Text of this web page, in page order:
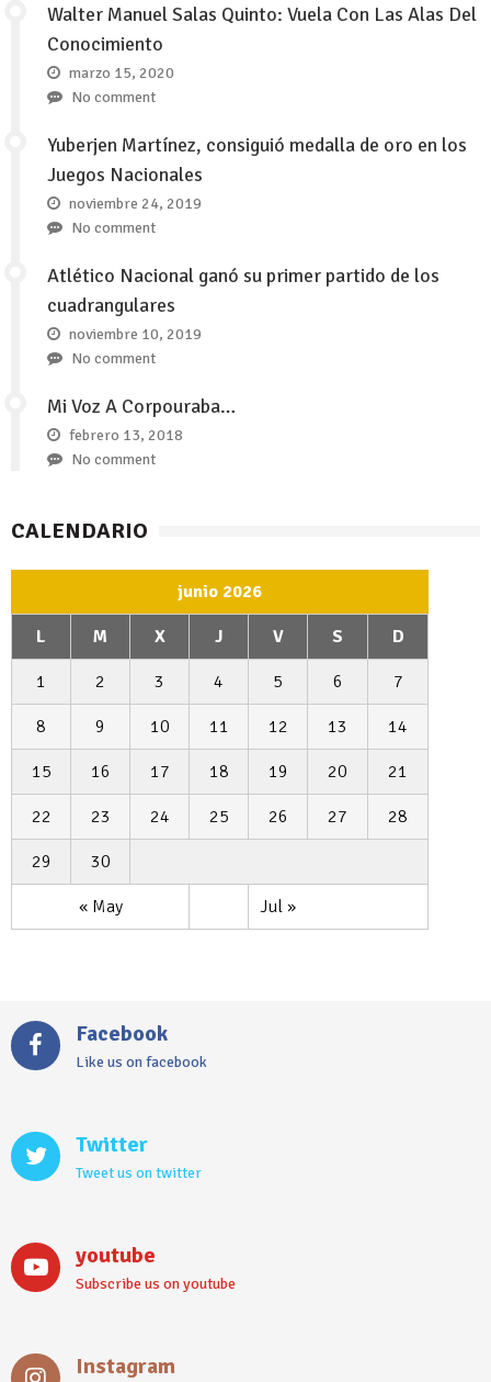
Walter Manuel Salas Quinto: Vuela Con Las Alas Del
Conocimiento
marzo 15, 2020
No comment
Yuberjen Martínez, consiguió medalla de oro en los
Juegos Nacionales
noviembre 24, 2019
No comment
Atlético Nacional ganó su primer partido de los
cuadrangulares
noviembre 10, 2019
No comment
Mi Voz A Corpouraba…
febrero 13, 2018
No comment
CALENDARIO
junio 2026
L M X J V S D
« May Jul »
1 2 3 4 5 6 7
8 9 10 11 12 13 14
15 16 17 18 19 20 21
22 23 24 25 26 27 28
29 30
Facebook
Like us on facebook
Twitter
Tweet us on twitter
youtube
Subscribe us on youtube
Instagram